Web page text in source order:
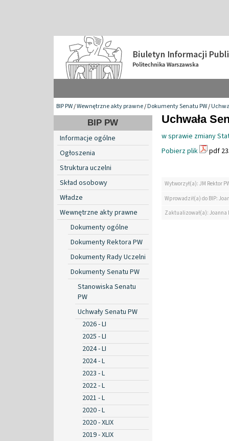
BIP PW/Wewnętrzne akty prawne/Dokumenty Senatu PW/
BIP PW
Informacje ogólne
Ogłoszenia
Struktura uczelni
Skład osobowy
Władze
Wewnętrzne akty prawne
Dokumenty ogólne
Dokumenty Rektora PW
Dokumenty Rady Uczelni
Dokumenty Senatu PW
Stanowiska Senatu
PW
Uchwały Senatu PW
2026 - LI
2025 - LI
2024 - LI
2024 - L
2023 - L
2022 - L
2021 - L
2020 - L
2020 - XLIX
2019 - XLIX
Uchwała
w sprawie zmiany
Pobierz plik
pdf
Wytworzył(a): JM Rektor
Wprowadził(a) do BIP:
Zaktualizował(a):